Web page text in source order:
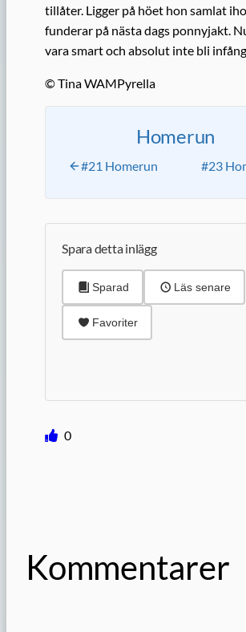
tillåter. Ligger på höet hon samlat
funderar på nästa dags ponnyjakt.
vara smart och absolut inte bli
© Tina WAMPyrella
Homerun
#21 Homerun #23
Spara detta inlägg
Sparad Läs senare
Favoriter
0
Kommentarer